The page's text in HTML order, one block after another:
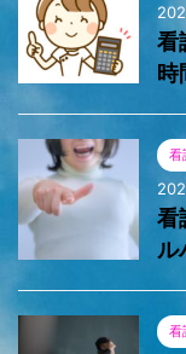
看
時
看
看
ル
看